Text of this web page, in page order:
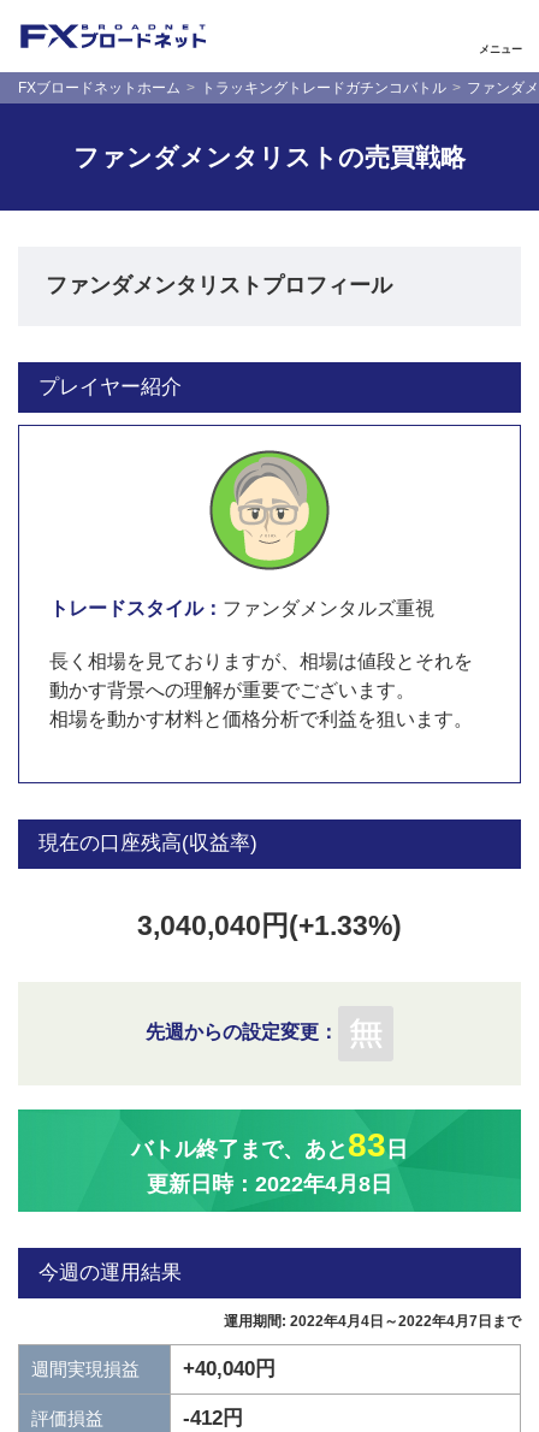
メニュー
FXブロードネットホーム トラッキングトレードガチンコバトル ファンダ
ファンダメンタリストの売買戦略
ファンダメンタリストプロフィール
プレイヤー紹介
トレードスタイル： ファンダメンタルズ重視
長く相場を見ておりますが、相場は値段とそれを
動かす背景への理解が重要でございます。
相場を動かす材料と価格分析で利益を狙います。
現在の口座残高(収益率)
3,040,040円(+1.33%)
先週からの設定変更：
バトル終了まで、あと 83 日
更新日時：2022年4月8日
今週の運用結果
運用期間: 2022年4月4日～2022年4月7日まで
週間実現損益 +40,040円
評価損益 -412円